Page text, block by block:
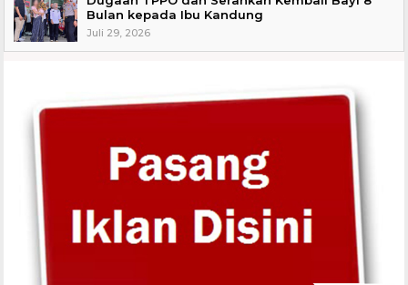
Bulan kepada Ibu Kandung
Juli 29, 2026